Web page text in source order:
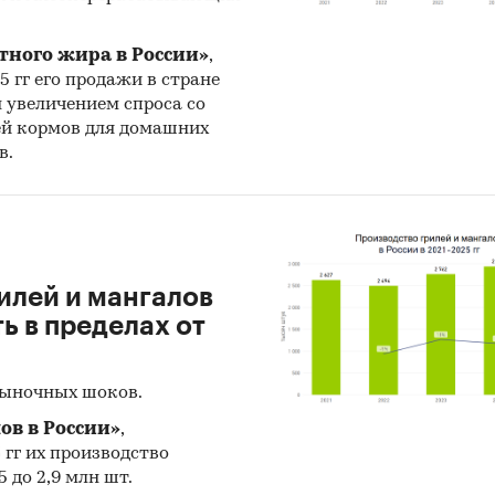
жира в России»,
гг его продажи в стране
спроса со
кормов для домашних
и мангалов
в пределах от
шоков.
в России»,
их производство
до 2,9 млн шт.